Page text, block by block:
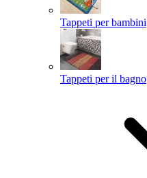
Tappeti per bambini
Tappeti per il bagno